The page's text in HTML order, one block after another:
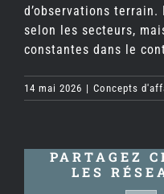
d’observations
selon les secteurs,
constantes dans le
14 mai 2026 | Concepts
PARTAGEZ
LES